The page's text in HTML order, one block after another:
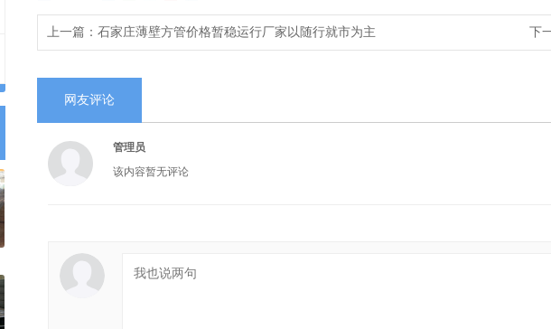
上一篇： 石家庄薄壁方管价格暂稳运行厂家以随行就市为主 下
网友评论
管理员
该内容暂无评论